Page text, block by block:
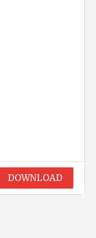
DOWNLOAD